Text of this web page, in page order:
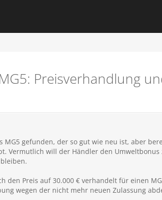
Preisverhandlung
MG5 gefunden, der so gut wie neu ist, aber
Vermutlich will der Händler den
den Preis auf 30.000 € verhandelt für einen
wegen der nicht mehr neuen Zulassung